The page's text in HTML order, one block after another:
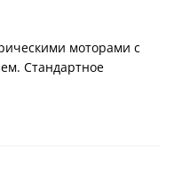
моторами с
Стандартное